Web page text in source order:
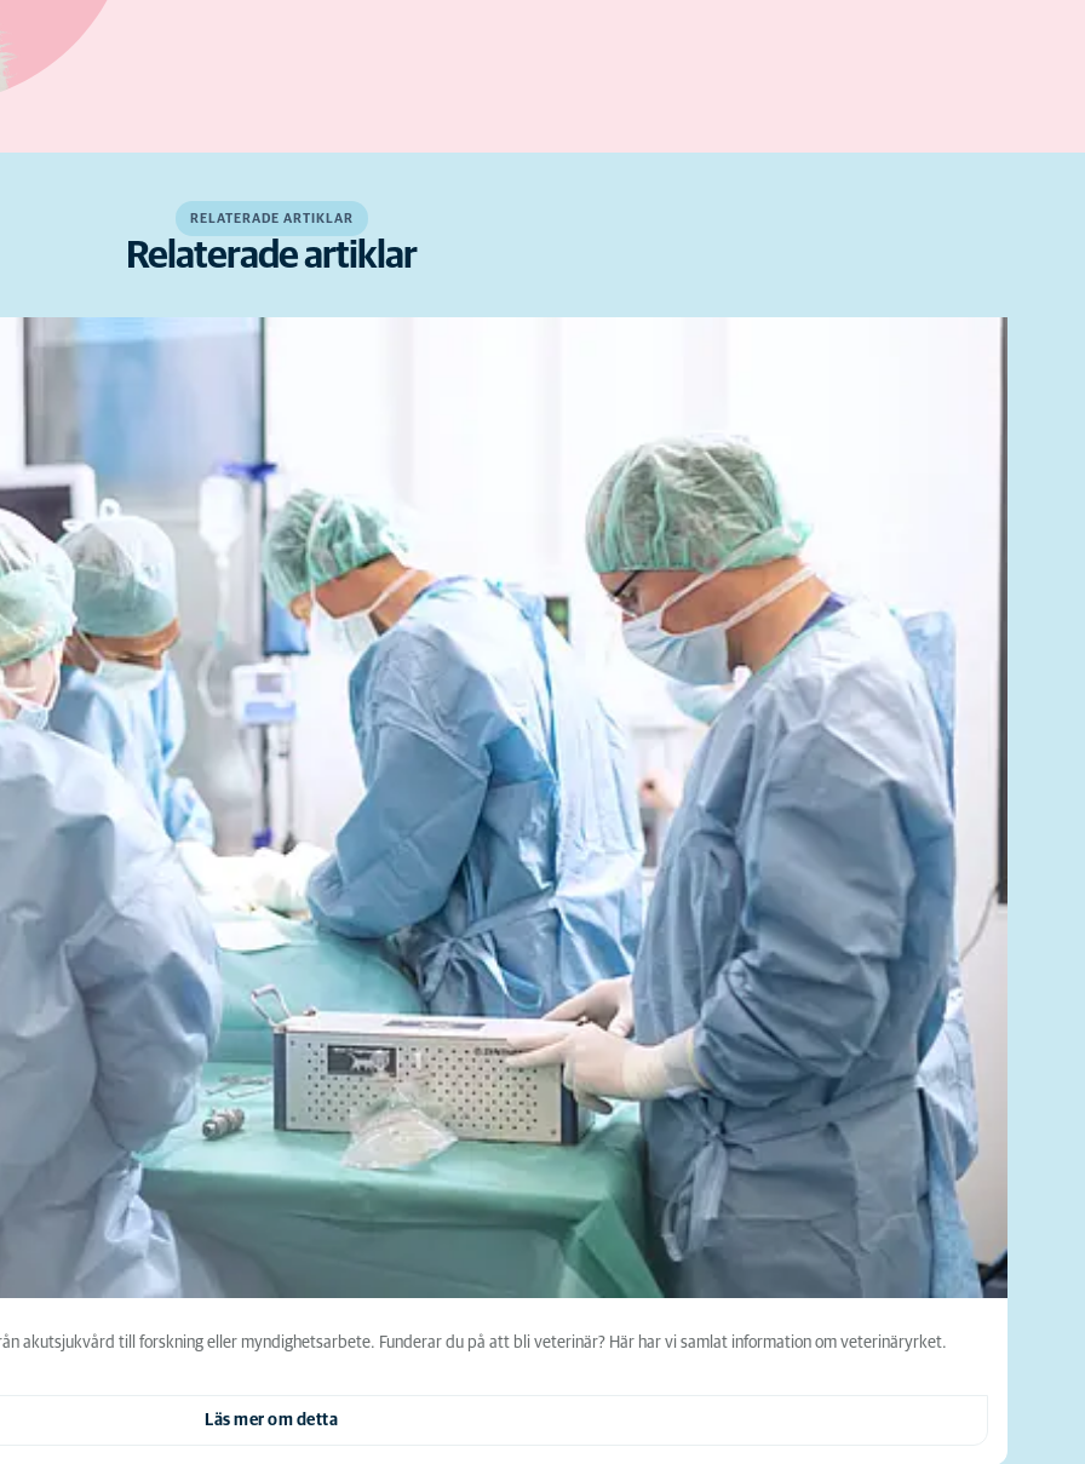
RELATERADE ARTIKLAR
Relaterade artiklar
akutsjukvård till forskning eller myndighetsarbete. Funderar du på att bli veterinär? Här har vi samlat information om veterinäryrket.
Läs mer om detta